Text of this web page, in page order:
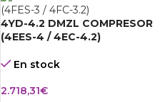
4YD-4.2 DMZL COMPRESOR
(4EES-4 / 4EC-4.2)
En stock
2.718,31€